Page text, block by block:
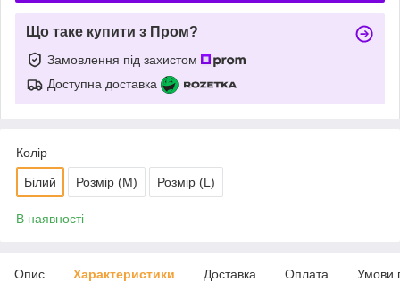
Що таке купити з Пром?
Замовлення під захистом
Доступна доставка
Колір
Білий Розмір (М) Розмір (L)
В наявності
Опис Характеристики Доставка Оплата Умови